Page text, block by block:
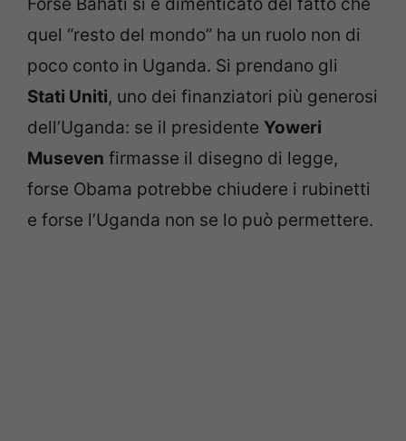
quel “resto del mondo” ha un ruolo non di
poco conto in Uganda. Si prendano gli
Stati Uniti, uno dei finanziatori più generosi
dell’Uganda: se il presidente Yoweri
Museven firmasse il disegno di legge,
forse Obama potrebbe chiudere i rubinetti
e forse l’Uganda non se lo può permettere.